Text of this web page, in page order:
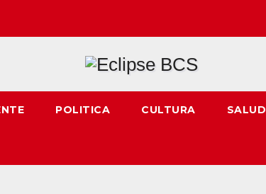
POLITICA CULTURA SALUD